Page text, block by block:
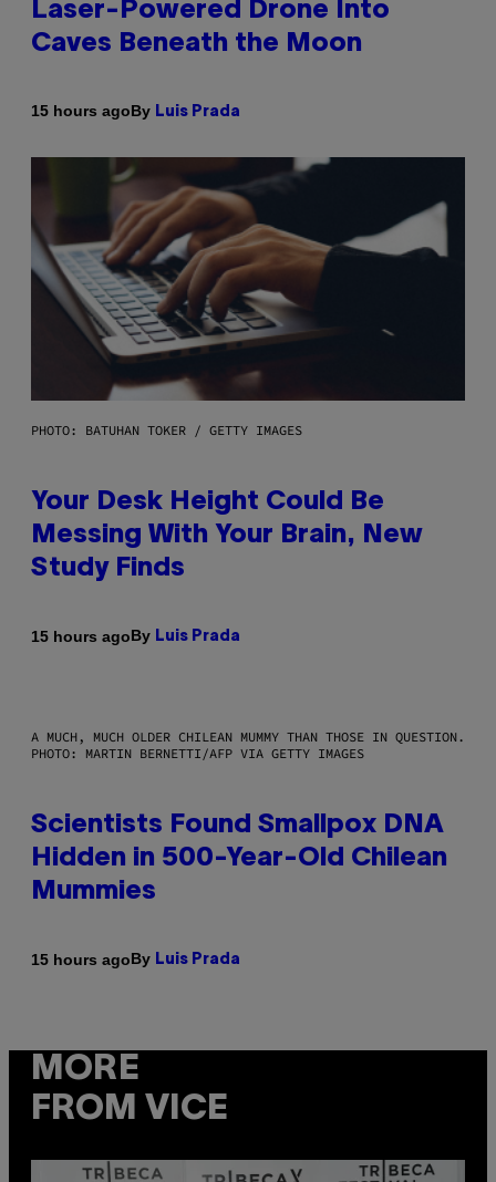
Laser-Powered Drone Into
Caves Beneath the Moon
15 hours agoBy Luis Prada
PHOTO: BATUHAN TOKER / GETTY IMAGES
Your Desk Height Could Be
Messing With Your Brain, New
Study Finds
15 hours agoBy Luis Prada
A MUCH, MUCH OLDER CHILEAN MUMMY THAN THOSE IN QUESTION.
PHOTO: MARTIN BERNETTI/AFP VIA GETTY IMAGES
Scientists Found Smallpox DNA
Hidden in 500-Year-Old Chilean
Mummies
15 hours agoBy Luis Prada
MORE
FROM VICE